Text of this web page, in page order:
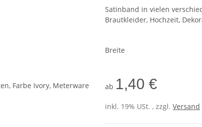
Satinband in vielen
Brautkleider, Hochzeit,
Breite
ab 1,40 €
inkl. 19% USt. , zzgl. Versand